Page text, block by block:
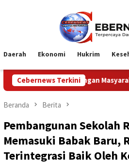
Daerah Ekonomi Hukrim
Cebernews Terkini
Dengan Masyarakat Cot Girek,
Beranda Berita
Pembangunan Sekolah
Memasuki Babak Baru,
Terintegrasi Baik Oleh